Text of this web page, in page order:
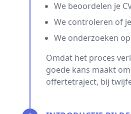
We beoordelen je
We controleren of
We onderzoeken
Omdat het proces
goede kans maakt
offertetraject, bij